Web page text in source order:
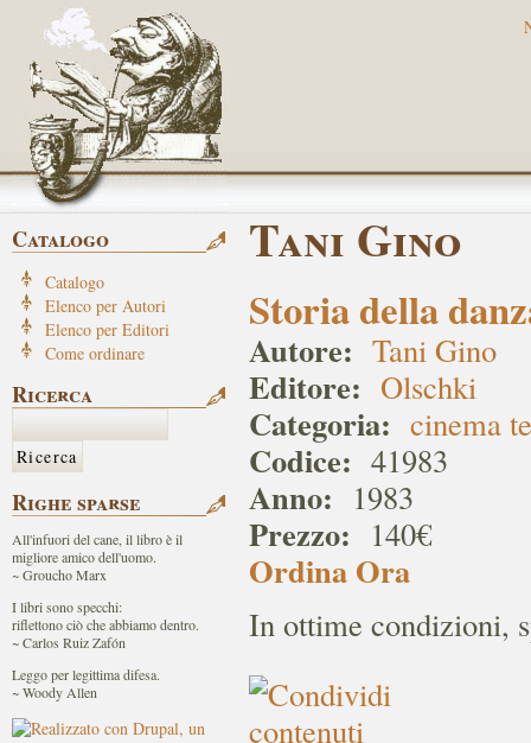
Tani Gino
Storia della
Autore: Tani Gino
Editore: Olschki
Categoria: cinema
Codice: 41983
Anno: 1983
Prezzo: 140€
Ordina Ora
In ottime condizioni,
Catalogo
Catalogo
Elenco per Autori
Elenco per Editori
Come ordinare
Ricerca
Righe sparse
All'infuori del cane, il libro è il
migliore amico dell'uomo.
~ Groucho Marx
I libri sono specchi:
riflettono ciò che abbiamo dentro.
~ Carlos Ruiz Zafón
Leggo per legittima difesa.
~ Woody Allen